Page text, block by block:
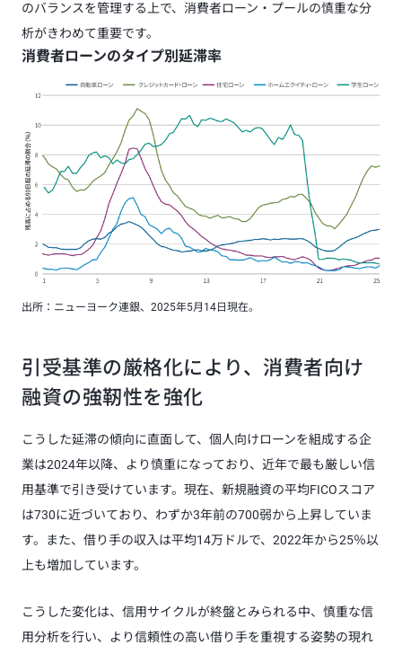
のバランスを管理する上で、消費者ローン・プールの慎重な分
析がきわめて重要です。
消費者ローンのタイプ別延滞率
出所：ニューヨーク連銀、2025年5月14日現在。
引受基準の厳格化により、消費者向け
融資の強靭性を強化
こうした延滞の傾向に直面して、個人向けローンを組成する企
業は2024年以降、より慎重になっており、近年で最も厳しい信
用基準で引き受けています。現在、新規融資の平均FICOスコア
は730に近づいており、わずか3年前の700弱から上昇していま
す。また、借り手の収入は平均14万ドルで、2022年から25％以
上も増加しています。
こうした変化は、信用サイクルが終盤とみられる中、慎重な信
用分析を行い、より信頼性の高い借り手を重視する姿勢の現れ